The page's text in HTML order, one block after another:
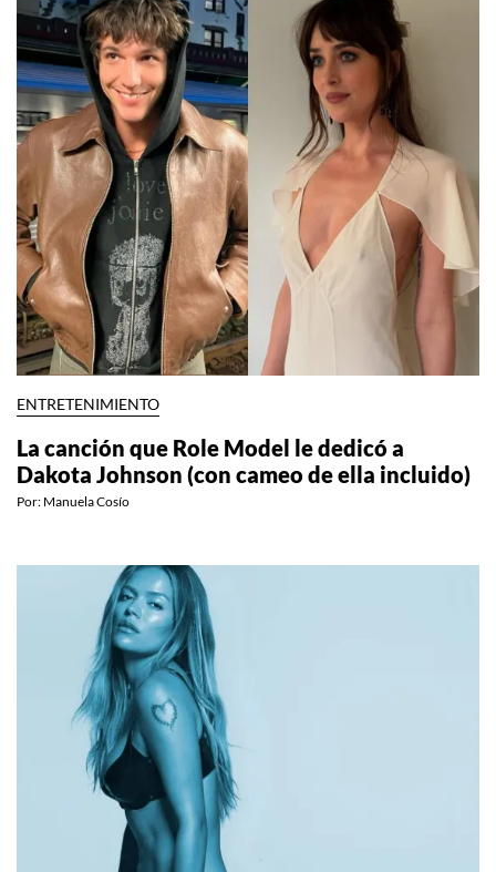
ENTRETENIMIENTO
La canción que Role Model le dedicó a
Dakota Johnson (con cameo de ella incluido)
Por: Manuela Cosío